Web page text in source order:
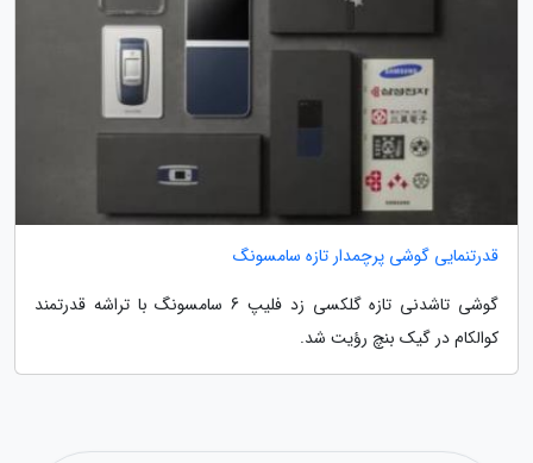
قدرتنمایی گوشی پرچمدار تازه سامسونگ
گوشی تاشدنی تازه گلکسی زد فلیپ 6 سامسونگ با تراشه قدرتمند
کوالکام در گیک بنچ رؤیت شد.